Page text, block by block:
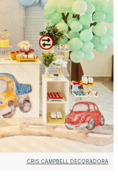
CRIS CAMPBELL DECORADORA